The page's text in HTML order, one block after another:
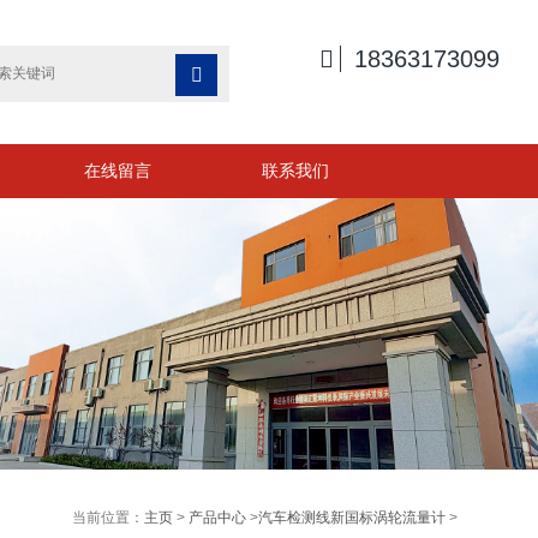

 18363173099
在线留言 联系我们
当前位置： 主页> 产品中心>汽车检测线新国标涡轮流量计>